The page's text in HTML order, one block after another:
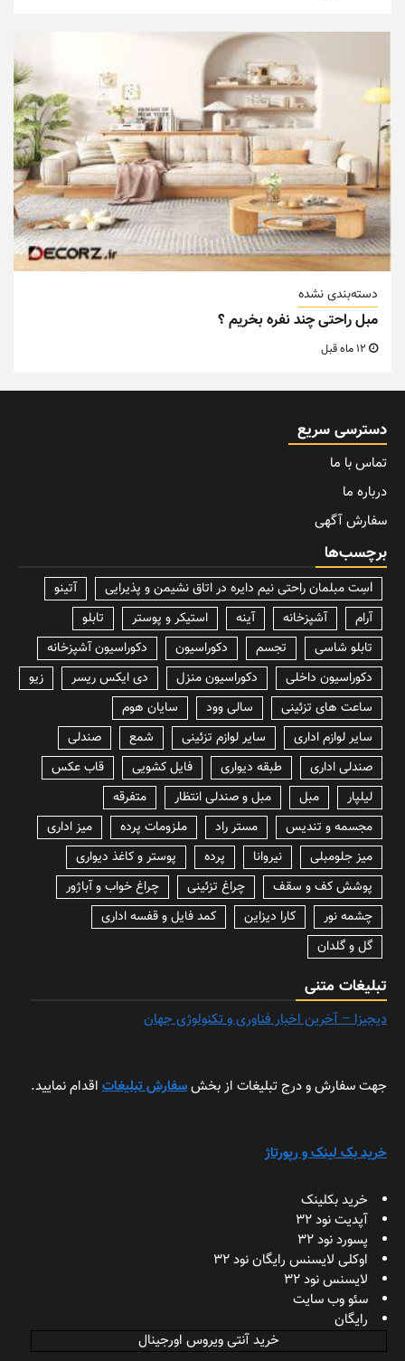
دسته‌بندی نشده
مبل راحتی چند نفره بخریم ؟
دسترسی سریع
تماس با ما
درباره ما
سفارش آگهی
برچسب‌ها
lسِت مبلمان راحتی نیم دایره در اتاق نشیمن و پذیرایی
آتینو
آرام
آشپزخانه آینه استیکر و پوستر
تابلو
تابلو شاسی
تجسم دکوراسیون
دکوراسیون آشپزخانه
دکوراسیون داخلی
دکوراسیون منزل دی ایکس ریسر
زیو
ساعت های تزئینی
سالی وود
سایان هوم
سایر لوازم اداری
سایر لوازم تزئینی شمع
صندلی
صندلی اداری
طبقه دیواری فایل کشویی
قاب عکس
لیلپار
مبل مبل و صندلی انتظار
متفرقه
مجسمه و تندیس
مستر راد ملزومات پرده
میز اداری
میز جلومبلی
نیروانا پرده
پوستر و کاغذ دیواری
پوشش کف و سقف
چراغ تزئینی
چراغ خواب و آباژور
چشمه نور
کارا دیزاین
کمد فایل و قفسه اداری
گل و گلدان
تبلیغات متنی
دیجیزا – آخرین اخبار فناوری و تکنولوژی جهان
جهت سفارش و درج تبلیغات از بخشسفارش تبلیغات اقدام نمایید.
خرید بک لینک و رپورتاژ
خرید بکلینک
آپدیت نود 32
پسورد نود 32
اوکلی لایسنس رایگان نود 32
لایسنس نود 32
سئو وب سایت
رایگان
خرید آنتی ویروس اورجینال